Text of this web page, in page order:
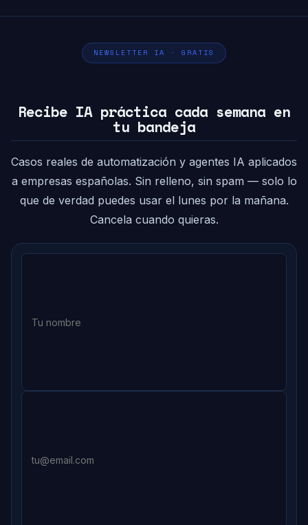
NEWSLETTER IA · GRATIS
Recibe IA práctica cada semana en
tu bandeja
Casos reales de automatización y agentes IA aplicados
a empresas españolas. Sin relleno, sin spam — solo lo
que de verdad puedes usar el lunes por la mañana.
Cancela cuando quieras.